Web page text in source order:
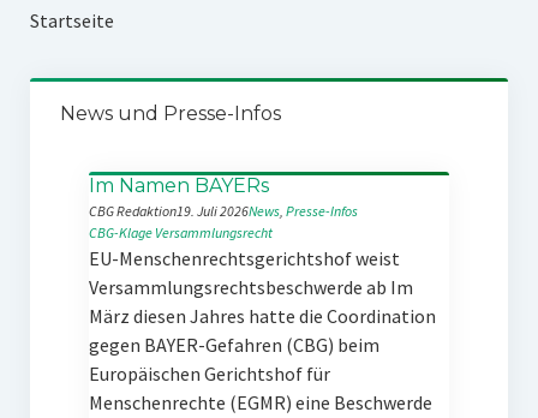
Startseite
News und Presse-Infos
Im Namen BAYERs
CBG Redaktion19. Juli 2026News, Presse-Infos
CBG-Klage Versammlungsrecht
EU-Menschenrechtsgerichtshof weist
Versammlungsrechtsbeschwerde ab Im
März diesen Jahres hatte die Coordination
gegen BAYER-Gefahren (CBG) beim
Europäischen Gerichtshof für
Menschenrechte (EGMR) eine Beschwerde